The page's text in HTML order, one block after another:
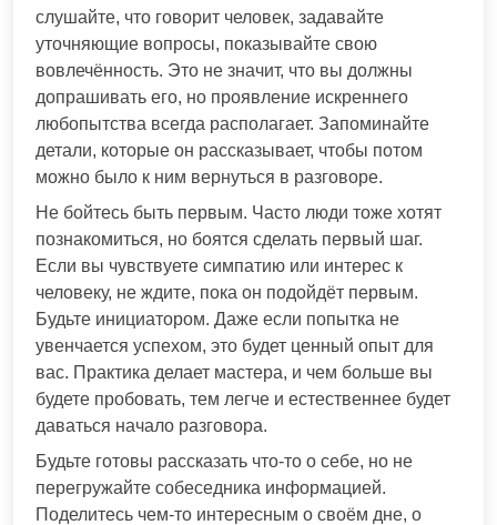
слушайте, что говорит человек, задавайте
уточняющие вопросы, показывайте свою
вовлечённость. Это не значит, что вы должны
допрашивать его, но проявление искреннего
любопытства всегда располагает. Запоминайте
детали, которые он рассказывает, чтобы потом
можно было к ним вернуться в разговоре.
Не бойтесь быть первым. Часто люди тоже хотят
познакомиться, но боятся сделать первый шаг.
Если вы чувствуете симпатию или интерес к
человеку, не ждите, пока он подойдёт первым.
Будьте инициатором. Даже если попытка не
увенчается успехом, это будет ценный опыт для
вас. Практика делает мастера, и чем больше вы
будете пробовать, тем легче и естественнее будет
даваться начало разговора.
Будьте готовы рассказать что-то о себе, но не
перегружайте собеседника информацией.
Поделитесь чем-то интересным о своём дне, о